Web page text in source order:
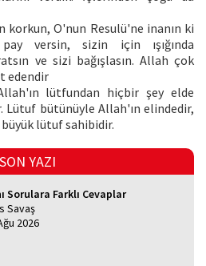
korkun, O'nun Resulü'ne inanın ki
versin, sizin için ışığında
ve sizi bağışlasın. Allah çok
edendir
lütfundan hiçbir şey elde
Lütuf bütünüyle Allah'ın elindedir,
lütuf sahibidir.
SON YAZI
Sorulara Farklı Cevaplar
Savaş
2026